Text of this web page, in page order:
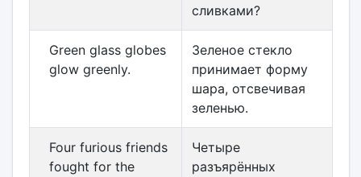
сливками?
Green glass globes
glow greenly.
Зеленое стекло
принимает форму
шара, отсвечивая
зеленью.
Four furious friends
fought for the
Четыре
разъярённых